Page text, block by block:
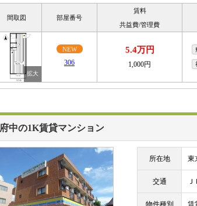
間取図 部屋番号
賃料
共益費/管理費
NEW
306
5.4万円
1,000円
中の1K賃貸マンション
所在地 東
交通
物件種別 賃